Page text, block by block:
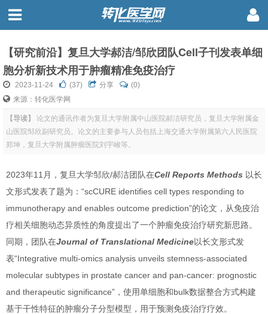
【研究前沿】复旦大学郝洁/邹欣团队Cell子刊发表单细
胞分析新技术用于肿瘤精准免疫治疗
2023-11-24 (37) 分享
(0)
来源：转化医学网
【导读】
论文的通讯作者为复旦大学附属中山医院郝洁研究员，复旦大学附属金
山医院邹欣副研究员。论文的主要参与人员包括上海交通大学附属第六人民医院
郑坤，复旦大学附属肿瘤医院刘宇峻等。
2023年11月，复旦大学邹欣/郝洁团队在Cell Reports Methods 以长
文形式发表了题为：“scCURE identifies cell types responding to
immunotherapy and enables outcome prediction”的论文，从免疫治
疗相关细胞动态异质性的角度提出了一个肿瘤免疫治疗研究新思路。
同期，团队在Journal of Translational Medicine以长文形式发
表“Integrative multi-omics analysis unveils stemness-associated
molecular subtypes in prostate cancer and pan-cancer: prognostic
and therapeutic significance”，使用单细胞和bulk数据整合方式构建
基于干性特征的肿瘤分子分型模型，用于预测免疫治疗疗效。